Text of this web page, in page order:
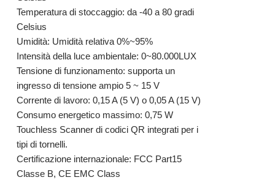
Temperatura di stoccaggio: da -40 a 80 gradi
Celsius
Umidità: Umidità relativa 0%~95%
Intensità della luce ambientale: 0~80.000LUX
Tensione di funzionamento: supporta un
ingresso di tensione ampio 5 ~ 15 V
Corrente di lavoro: 0,15 A (5 V) o 0,05 A (15 V)
Consumo energetico massimo: 0,75 W
Touchless Scanner di codici QR integrati per i
tipi di tornelli.
Certificazione internazionale: FCC Part15
Classe B, CE EMC Class